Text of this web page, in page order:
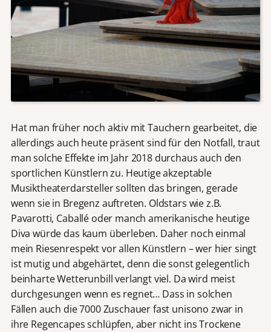
Hat man früher noch aktiv mit Tauchern gearbeitet, die
allerdings auch heute präsent sind für den Notfall, traut
man solche Effekte im Jahr 2018 durchaus auch den
sportlichen Künstlern zu. Heutige akzeptable
Musiktheaterdarsteller sollten das bringen, gerade
wenn sie in Bregenz auftreten. Oldstars wie z.B.
Pavarotti, Caballé oder manch amerikanische heutige
Diva würde das kaum überleben. Daher noch einmal
mein Riesenrespekt vor allen Künstlern – wer hier singt
ist mutig und abgehärtet, denn die sonst gelegentlich
beinharte Wetterunbill verlangt viel. Da wird meist
durchgesungen wenn es regnet… Dass in solchen
Fällen auch die 7000 Zuschauer fast unisono zwar in
ihre Regencapes schlüpfen, aber nicht ins Trockene